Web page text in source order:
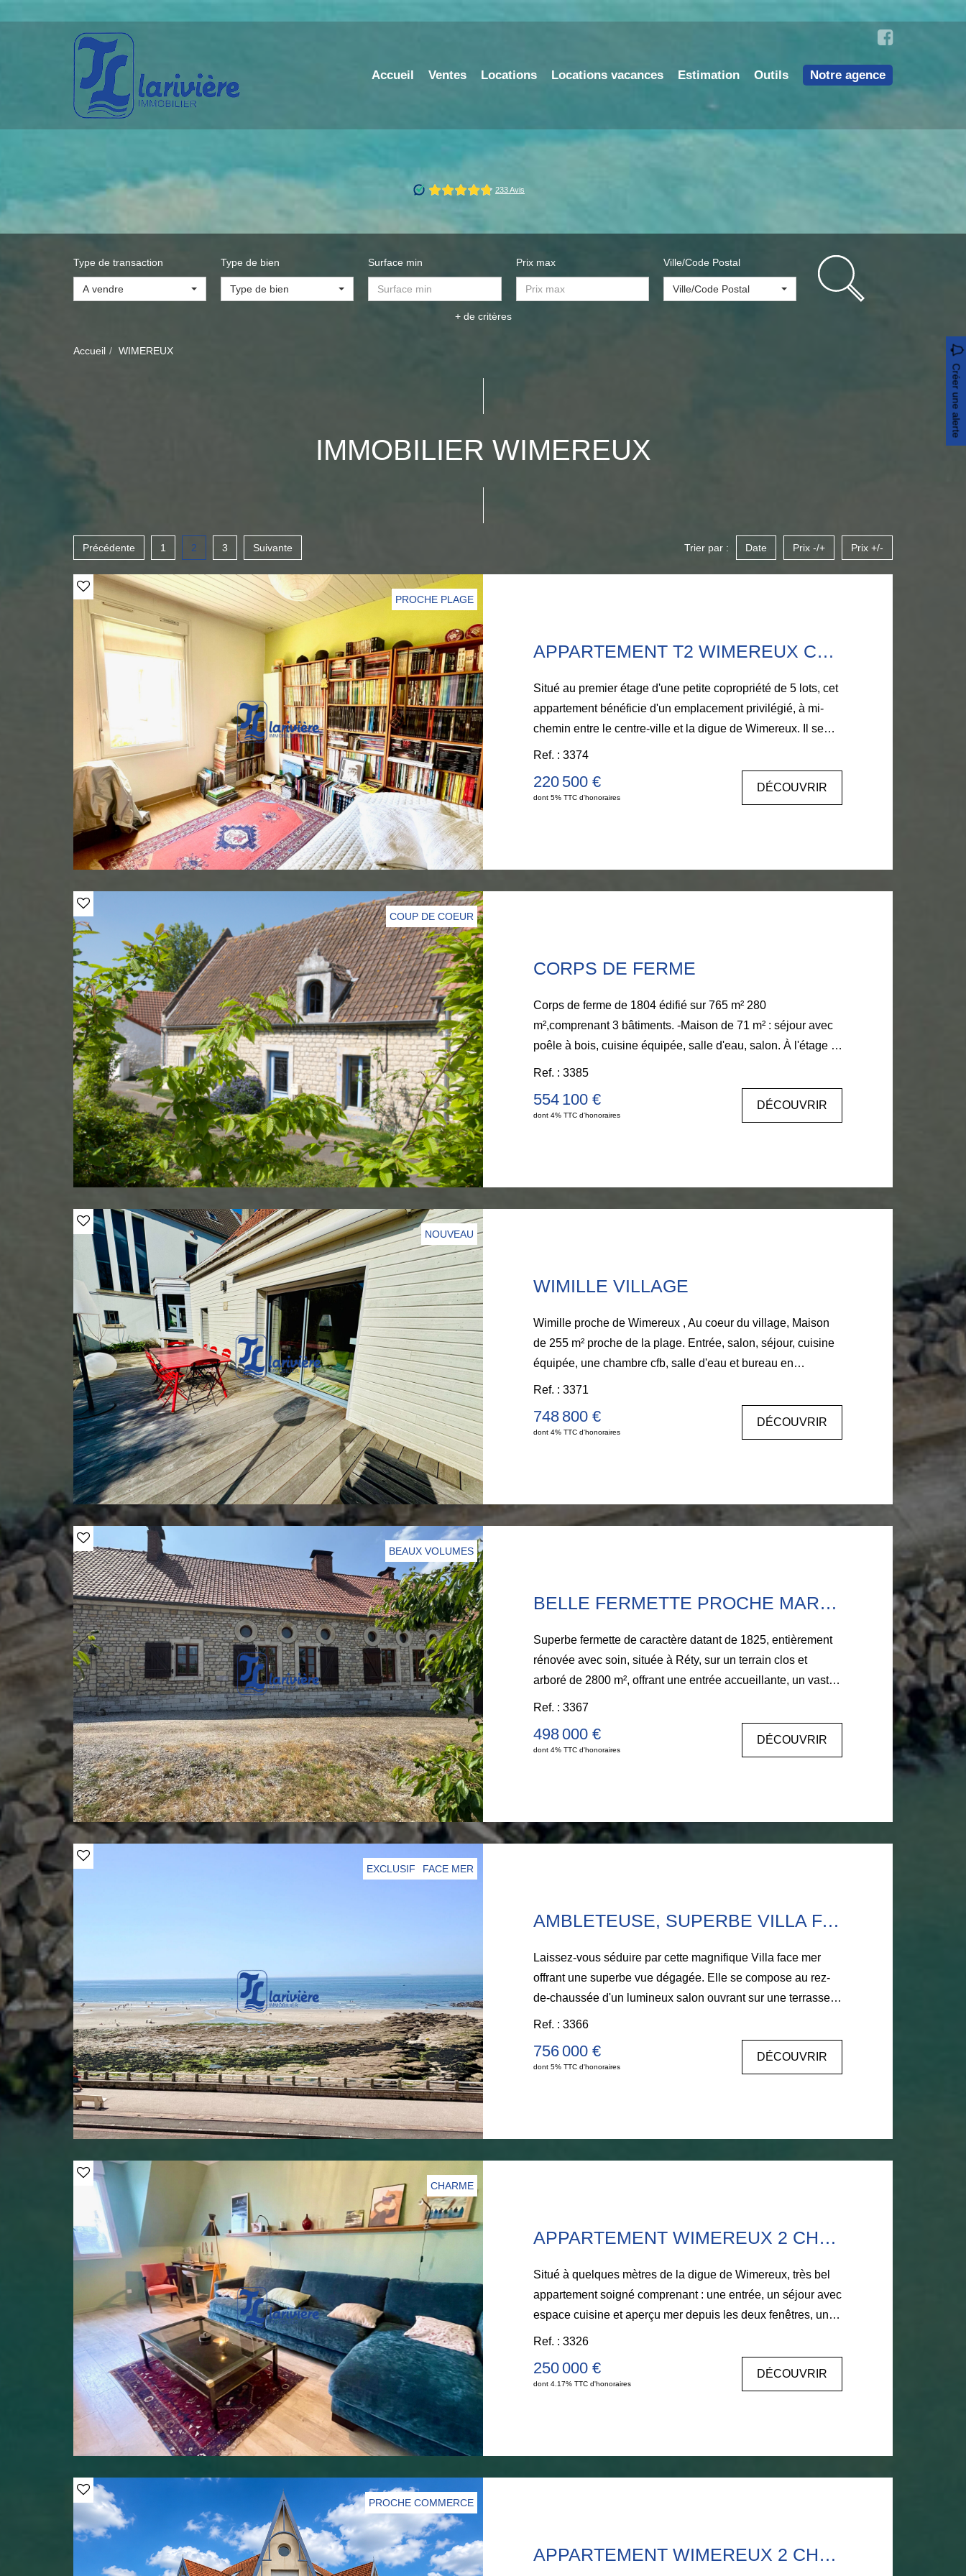
Accueil Ventes Locations Locations vacances Estimation Outils Notre agence
Type de transaction
A vendre
Type de bien
Type de bien
Surface min Prix max Ville/Code Postal
Ville/Code Postal
+ de critères
Accueil WIMEREUX
IMMOBILIER WIMEREUX
Créer une alerte
Précédente 1 2 3 Suivante Trier par : Date Prix -/+ Prix +/-
PROCHE PLAGE
APPARTEMENT T2 WIMEREUX CENTRE
Situé au premier étage d'une petite copropriété de 5 lots, cet
appartement bénéficie d'un emplacement privilégié, à mi-
chemin entre le centre-ville et la digue de Wimereux. Il se
compose d'une cuisine équipée, d'un séjour lumineux, d'une
salle de bain avec WC, d'un dressing et d'une chambre. Un
bien agréable à vivre, alliant confort et luminosité. Pour
visiter : 03.21.32.42.67. AGENCE LARIVIERE WIMEREUX
Ref. : 3374
220 500 €
dont 5% TTC d'honoraires
DÉCOUVRIR
COUP DE COEUR
CORPS DE FERME
Corps de ferme de 1804 édifié sur 765 m² 280
m²,comprenant 3 bâtiments. -Maison de 71 m² : séjour avec
poêle à bois, cuisine équipée, salle d'eau, salon. À l'étage :
palier, grenier et une chambre. -Une maison 125 m²
comprenant séjour, cuisine équipée, salon, salle d'eau, WC.
À l'étage : 2 chambres et salle d'eau, -Une maison de 122 m²
comprenant un salon de 73 m², cuisine, salle d'eau. À l'étage
: gîtes, maison de vacances, résidence avec bureau.
Rénovation de qualité. Anouck BOULOY Tél : 06 377 372 00
Ref. : 3385
554 100 €
dont 4% TTC d'honoraires
DÉCOUVRIR
NOUVEAU
WIMILLE VILLAGE
Wimille proche de Wimereux , Au coeur du village, Maison
de 255 m² proche de la plage. Entrée, salon, séjour, cuisine
équipée, une chambre cfb, salle d'eau et bureau en
mezzanine. Au 1 étage : palier, 3 chambres, salle d'eau,
salle de bains, buanderie, dressing. Au 2 étage : palier, 2
chambres, salle de bains, salle de cinéma. Jardin clos, spa,
garage. Excellent état. Rénovée en 2008 . Visite : Anouck
Ref. : 3371
748 800 €
dont 4% TTC d'honoraires
DÉCOUVRIR
BEAUX VOLUMES
BELLE FERMETTE PROCHE MARQUISE
Superbe fermette de caractère datant de 1825, entièrement
rénovée avec soin, située à Réty, sur un terrain clos et
arboré de 2800 m², offrant une entrée accueillante, un vaste
séjour avec poêle à bois, une cuisine équipée, un salon
chaleureux avec cheminée, un bureau ou chambre. A l'étage
: trois belles chambres, une salle de bains, des mezzanines.
Un garage de 35 m² , une grande dépendance de 175 m²,
WIMEREUX 03.21.32.42.67.
Ref. : 3367
498 000 €
dont 4% TTC d'honoraires
DÉCOUVRIR
EXCLUSIF FACE MER
AMBLETEUSE, SUPERBE VILLA FACE À LA MER, 6 CHAMBRES.
Laissez-vous séduire par cette magnifique Villa face mer
offrant une superbe vue dégagée. Elle se compose au rez-
de-chaussée d'un lumineux salon ouvrant sur une terrasse
face à la mer, d'une salle à manger, ainsi que d'une cuisine
entièrement équipée avec accès à une seconde terrasse à
l'arrière. 1er étage : une chambre face à la mer et sa salle
d'eau privative, ainsi qu'une seconde chambre. 2ème étage :
avec douche et WC, une mezzanine, et une chambre
supplémentaire. Grand sous-sol... Un bien rare, idéal pour
Ref. : 3366
756 000 €
dont 5% TTC d'honoraires
DÉCOUVRIR
CHARME
APPARTEMENT WIMEREUX 2 CHAMBRES
Situé à quelques mètres de la digue de Wimereux, très bel
appartement soigné comprenant : une entrée, un séjour avec
espace cuisine et aperçu mer depuis les deux fenêtres, un
WC séparé, une salle de bain et deux chambres en enfilade.
Pas de travaux. Au troisième étage d'une petite résidence
familiale, gérée par un syndic bénévole. Agence LARIVIERE
Ref. : 3326
250 000 €
dont 4.17% TTC d'honoraires
DÉCOUVRIR
PROCHE COMMERCE
APPARTEMENT WIMEREUX 2 CHAMBRES